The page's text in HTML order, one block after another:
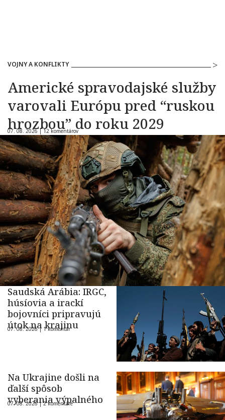
VOJNY A KONFLIKTY
Americké spravodajské služby
varovali Európu pred “ruskou
hrozbou” do roku 2029
07. 08. 2026 |12 komentárov
Saudská Arábia: IRGC,
húsíovia a irackí
bojovníci pripravujú
útok na krajinu
07. 08. 2026 | 1 komentár
Na Ukrajine došli na
ďalší spôsob
vyberania výpalného
07. 08. 2026 |2 komentáre